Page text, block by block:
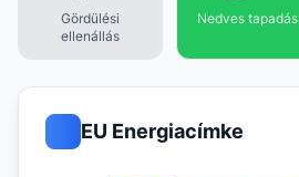
Gördülési
ellenállás
Nedves tapadás
EU Energiacímke